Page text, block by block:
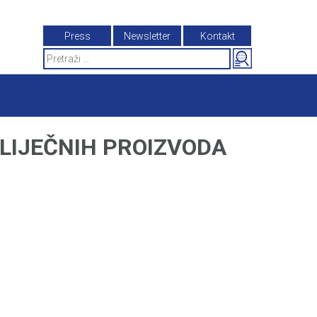
Press Newsletter
Kontakt
Search
for:
PROIZVODA